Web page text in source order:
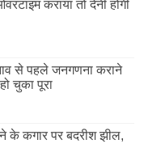
कराया तो देनी होगी
से पहले जनगणना कराने
चुका पूरा
कगार पर बदरीश झील,